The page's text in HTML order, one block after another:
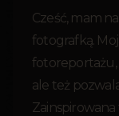
Cześć, mam
fotografką.
fotoreportażu,
ale też